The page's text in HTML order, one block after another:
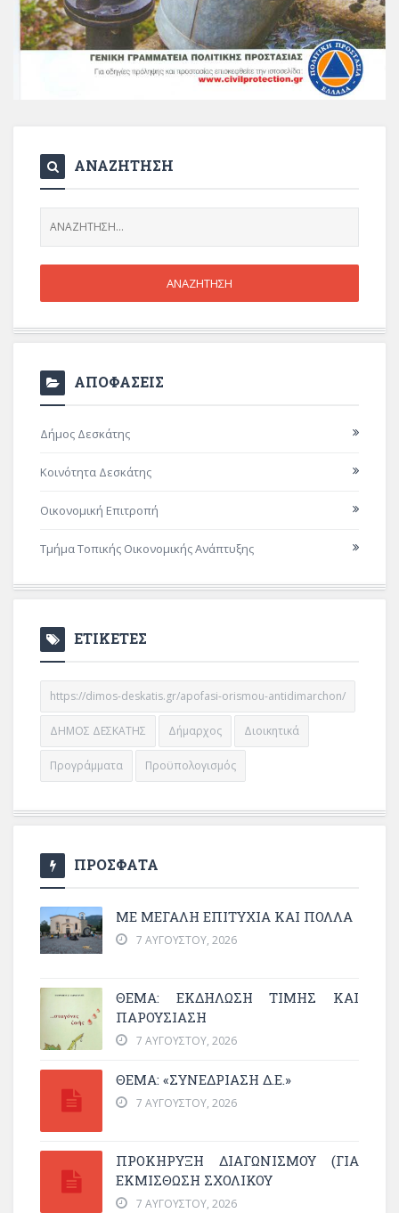
ΑΝΑΖΗΤΗΣΗ
ΑΠΟΦΑΣΕΙΣ
Δήμος Δεσκάτης
Κοινότητα Δεσκάτης
Οικονομική Επιτροπή
Τμήμα Τοπικής Οικονομικής Ανάπτυξης
ΕΤΙΚΕΤΕΣ
https://dimos-deskatis.gr/apofasi-orismou-antidimarchon/
ΔΗΜΟΣ ΔΕΣΚΑΤΗΣ Δήμαρχος Διοικητικά
Προγράμματα Προϋπολογισμός
ΠΡΟΣΦΑΤΑ
ΜΕ ΜΕΓΆΛΗ ΕΠΙΤΥΧΊΑ ΚΑΙ ΠΟΛΛΆ
7 ΑΥΓΟΎΣΤΟΥ, 2026
ΘΈΜΑ: ΕΚΔΉΛΩΣΗ ΤΙΜΉΣ ΚΑΙ
ΠΑΡΟΥΣΊΑΣΗ
7 ΑΥΓΟΎΣΤΟΥ, 2026
ΘΕΜΑ: «ΣΥΝΕΔΡΊΑΣΗ Δ.Ε.»
7 ΑΥΓΟΎΣΤΟΥ, 2026
ΠΡΟΚΗΡΥΞΗ ΔΙΑΓΩΝΙΣΜΟΥ (ΓΙΑ
ΕΚΜΊΣΘΩΣΗ ΣΧΟΛΙΚΟΎ
7 ΑΥΓΟΎΣΤΟΥ, 2026